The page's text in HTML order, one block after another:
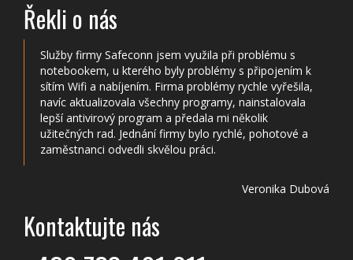
Řekli o nás
Služby firmy Safeconn jsem využila při problému s
notebookem, u kterého byly problémy s připojením k
sítím Wifi a nabíjením. Firma problémy rychle vyřešila,
navíc aktualizovala všechny programy, nainstalovala
lepší antivirový program a předala mi několik
užitečných rad. Jednání firmy bylo rychlé, pohotové a
zaměstnanci odvedli skvělou práci.
Veronika Dubová
Kontaktujte nás